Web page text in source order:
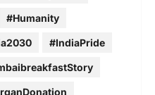
#Humanity
#IndiaPride